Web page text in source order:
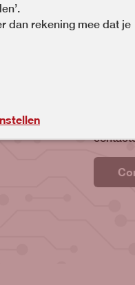
Heb je
met
dan rekening mee dat je